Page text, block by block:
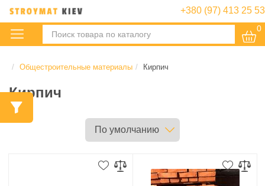
+380 (97) 413 25 53
0
Общестроительные материалы Кирпич
Кирпич